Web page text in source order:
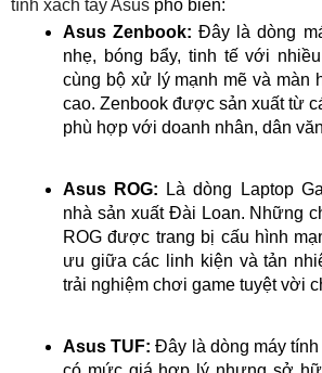
tính xách tay Asus phổ biến:
Asus Zenbook: Đây là dòng
nhẹ, bóng bẩy, tinh tế với
cùng bộ xử lý mạnh mẽ và màn
cao. Zenbook được sản xuất từ
phù hợp với doanh nhân, dân
Asus ROG: Là dòng Laptop
nhà sản xuất Đài Loan. Những
ROG được trang bị cấu hình
ưu giữa các linh kiện và tản
trải nghiệm chơi game tuyệt vời
Asus TUF: Đây là dòng máy